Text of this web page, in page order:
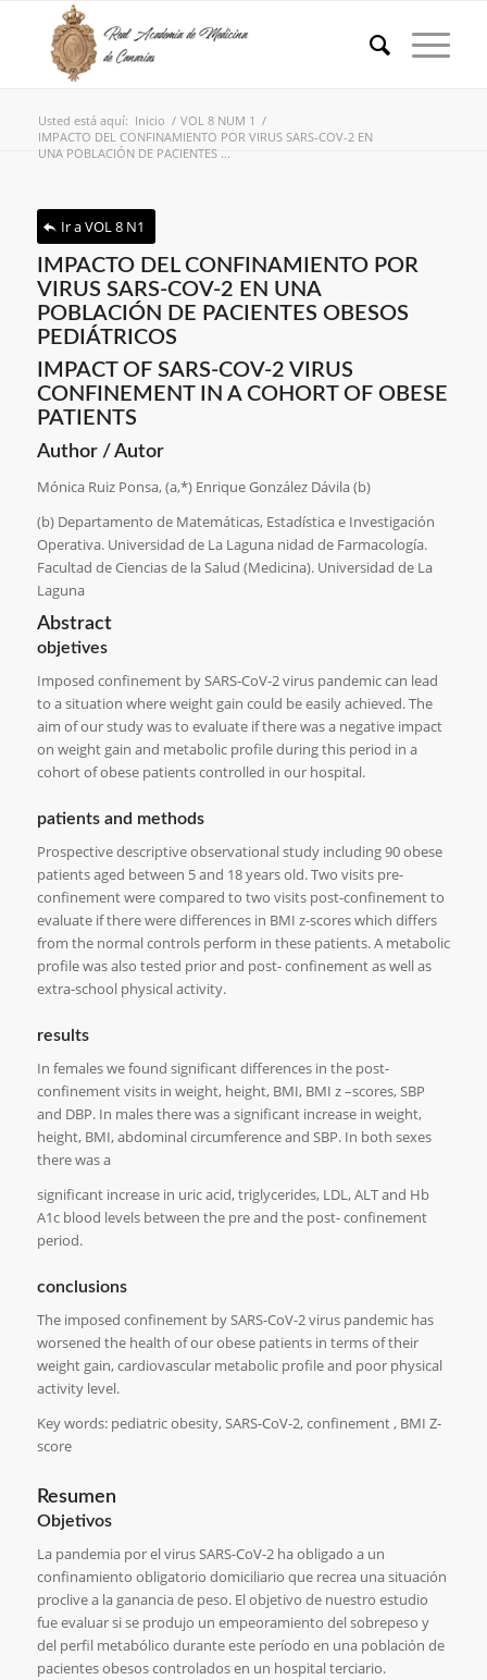
Usted está aquí: Inicio / VOL 8 NUM 1 /
IMPACTO DEL CONFINAMIENTO POR VIRUS SARS-COV-2 EN
UNA POBLACIÓN DE PACIENTES ...
Ir a VOL 8 N1
IMPACTO DEL CONFINAMIENTO POR
VIRUS SARS-COV-2 EN UNA
POBLACIÓN DE PACIENTES OBESOS
PEDIÁTRICOS
IMPACT OF SARS-COV-2 VIRUS
CONFINEMENT IN A COHORT OF OBESE
PATIENTS
Author / Autor
Mónica Ruiz Ponsa, (a,*) Enrique González Dávila (b)
(b) Departamento de Matemáticas, Estadística e Investigación
Operativa. Universidad de La Laguna nidad de Farmacología.
Facultad de Ciencias de la Salud (Medicina). Universidad de La
Laguna
Abstract
objetives
Imposed confinement by SARS-CoV-2 virus pandemic can lead
to a situation where weight gain could be easily achieved. The
aim of our study was to evaluate if there was a negative impact
on weight gain and metabolic profile during this period in a
cohort of obese patients controlled in our hospital.
patients and methods
Prospective descriptive observational study including 90 obese
patients aged between 5 and 18 years old. Two visits pre-
confinement were compared to two visits post-confinement to
evaluate if there were differences in BMI z-scores which differs
from the normal controls perform in these patients. A metabolic
profile was also tested prior and post- confinement as well as
extra-school physical activity.
results
In females we found significant differences in the post-
confinement visits in weight, height, BMI, BMI z –scores, SBP
and DBP. In males there was a significant increase in weight,
height, BMI, abdominal circumference and SBP. In both sexes
there was a
significant increase in uric acid, triglycerides, LDL, ALT and Hb
A1c blood levels between the pre and the post- confinement
period.
conclusions
The imposed confinement by SARS-CoV-2 virus pandemic has
worsened the health of our obese patients in terms of their
weight gain, cardiovascular metabolic profile and poor physical
activity level.
Key words: pediatric obesity, SARS-CoV-2, confinement , BMI Z-
score
Resumen
Objetivos
La pandemia por el virus SARS-CoV-2 ha obligado a un
confinamiento obligatorio domiciliario que recrea una situación
proclive a la ganancia de peso. El objetivo de nuestro estudio
fue evaluar si se produjo un empeoramiento del sobrepeso y
del perfil metabólico durante este período en una población de
pacientes obesos controlados en un hospital terciario.